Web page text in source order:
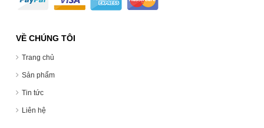
VỀ CHÚNG TÔI
Trang chủ
Sản phẩm
Tin tức
Liên hệ